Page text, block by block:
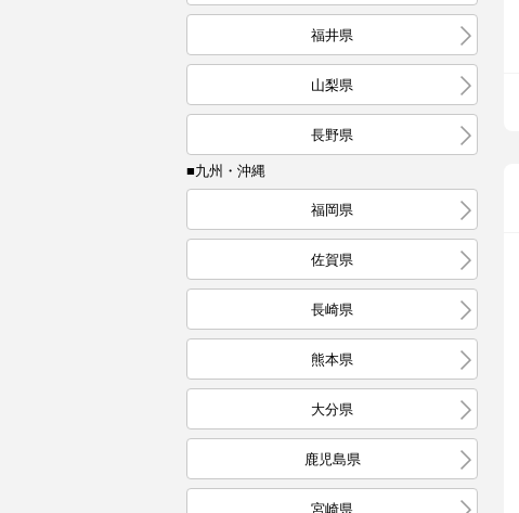
福井県
山梨県
長野県
■九州・沖縄
福岡県
佐賀県
長崎県
熊本県
大分県
鹿児島県
宮崎県